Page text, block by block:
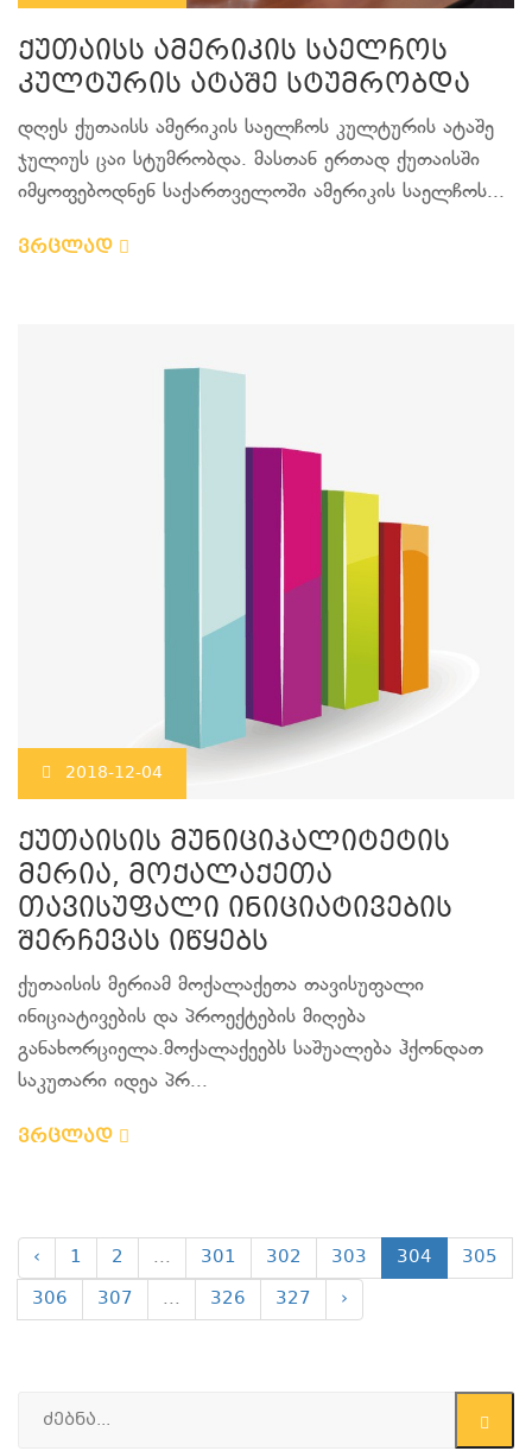
ქუთაისს ამერიკის საელჩოს
კულტურის ატაშე სტუმრობდა
დღეს ქუთაისს ამერიკის საელჩოს კულტურის ატაშე
ჯულიუს ცაი სტუმრობდა. მასთან ერთად ქუთაისში
იმყოფებოდნენ საქართველოში ამერიკის საელჩოს...
ვრცლად
2018-12-04
ქუთაისის მუნიციპალიტეტის
მერია, მოქალაქეთა
თავისუფალი ინიციატივების
შერჩევას იწყებს
ქუთაისის მერიამ მოქალაქეთა თავისუფალი
ინიციატივების და პროექტების მიღება
განახორციელა.მოქალაქეებს საშუალება ჰქონდათ
საკუთარი იდეა პრ...
ვრცლად
‹ 1 2 ... 301 302 303 304
305
306
307 ... 326 327 ›